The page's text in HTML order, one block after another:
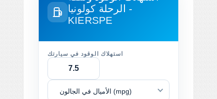
الرحلة كولونيا -
KIERSPE
استهلاك الوقود في سيارتك
الأميال في الجالون (mpg)